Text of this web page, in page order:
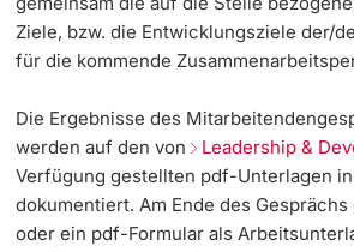
Ziele, bzw. die Entwicklungsziele der/
für die kommende
Die Ergebnisse des
werden auf den von Leadership &
Verfügung gestellten pdf-Unterlagen
dokumentiert. Am Ende des
oder ein pdf-Formular als